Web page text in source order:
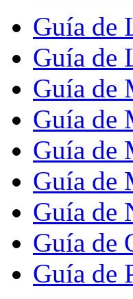
Guía de
Guía de
Guía de
Guía de
Guía de
Guía de
Guía de
Guía de
Guía de